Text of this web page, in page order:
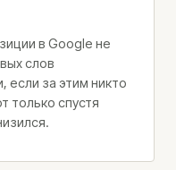
в Google не
слов
если за этим никто
только спустя